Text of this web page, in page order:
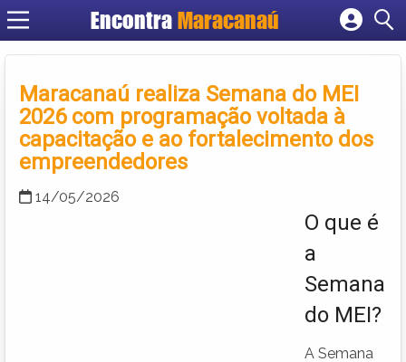
Encontra Maracanaú
Cadastrar empresa
Criar conta
Maracanaú realiza Semana do MEI
2026 com programação voltada à
capacitação e ao fortalecimento dos
empreendedores
14/05/2026
O que é
a
Semana
do MEI?
A Semana